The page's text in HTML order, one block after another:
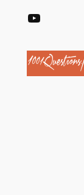
YouTube